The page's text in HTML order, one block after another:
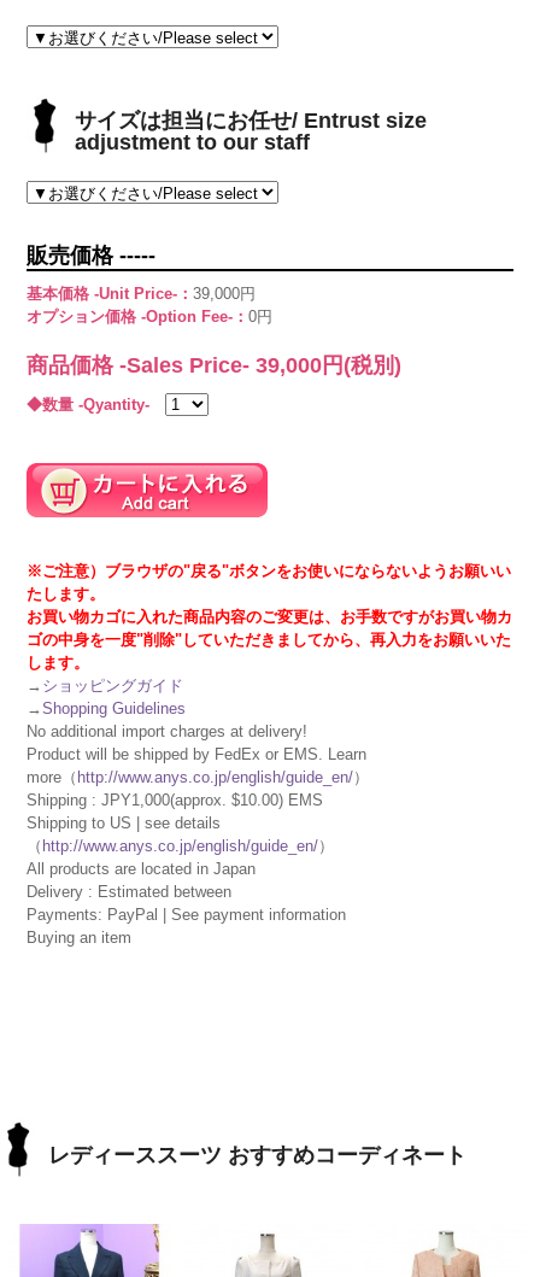
サイズは担当にお任せ/ Entrust size
adjustment to our staff
販売価格 -----
基本価格 -Unit Price-：39,000円
オプション価格 -Option Fee-：0円
商品価格 -Sales Price-39,000 円(税別)
◆数量 -Qyantity-
※ご注意）ブラウザの"戻る"ボタンをお使いにならないようお願いい
たします。
お買い物カゴに入れた商品内容のご変更は、お手数ですがお買い物カ
ゴの中身を一度"削除"していただきましてから、再入力をお願いいた
します。
→ ショッピングガイド
→Shopping Guidelines
No additional import charges at delivery!
Product will be shipped by FedEx or EMS. Learn
more（ http://www.anys.co.jp/english/guide_en/）
Shipping : JPY1,000(approx. $10.00) EMS
Shipping to US | see details
（ http://www.anys.co.jp/english/guide_en/）
All products are located in Japan
Delivery : Estimated between
Payments: PayPal | See payment information
Buying an item
レディーススーツ おすすめコーディネート